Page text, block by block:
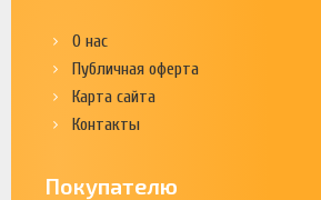
О нас
Публичная оферта
Карта сайта
Контакты
Покупателю